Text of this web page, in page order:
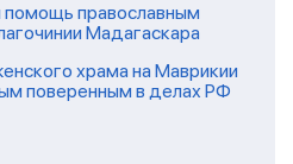
помощь православным
Мадагаскара
храма на Маврикии
поверенным в делах РФ